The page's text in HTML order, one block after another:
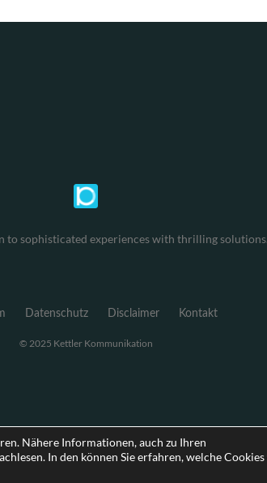
to sophisticated experiences with thrilling solutions.
Datenschutz Disclaimer Kontakt
© 2025 Kettler Kommunikation
Nähere Informationen, auch zu Ihren
In den können Sie erfahren, welche